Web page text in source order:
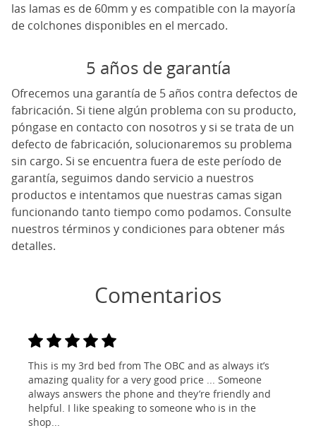
las lamas es de 60mm y es compatible con la mayoría
de colchones disponibles en el mercado.
5 años de garantía
Ofrecemos una garantía de 5 años contra defectos de
fabricación. Si tiene algún problema con su producto,
póngase en contacto con nosotros y si se trata de un
defecto de fabricación, solucionaremos su problema
sin cargo. Si se encuentra fuera de este período de
garantía, seguimos dando servicio a nuestros
productos e intentamos que nuestras camas sigan
funcionando tanto tiempo como podamos. Consulte
nuestros términos y condiciones para obtener más
detalles.
Comentarios
This is my 3rd bed from The OBC and as always it’s
amazing quality for a very good price ... Someone
always answers the phone and they’re friendly and
helpful. I like speaking to someone who is in the
shop...